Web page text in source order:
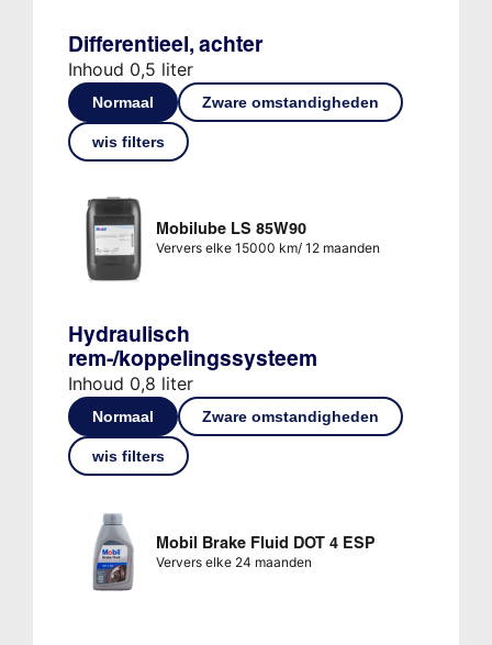
Differentieel, achter
Inhoud 0,5 liter
Normaal Zware omstandigheden
wis filters
Mobilube LS 85W90
Ververs elke 15000 km/ 12 maanden
Hydraulisch
rem-/koppelingssysteem
Inhoud 0,8 liter
Normaal Zware omstandigheden
wis filters
Mobil Brake Fluid DOT 4 ESP
Ververs elke 24 maanden